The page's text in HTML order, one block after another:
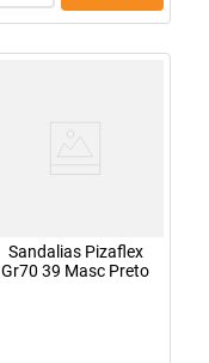
Sandalias Pizaflex
Gr70 39 Masc Preto